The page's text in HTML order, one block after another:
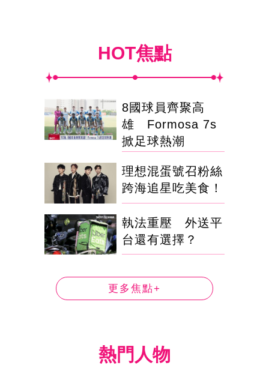
HOT焦點
8國球員齊聚高
雄 Formosa 7s
掀足球熱潮
理想混蛋號召粉絲
跨海追星吃美食！
執法重壓 外送平
台還有選擇？
更多焦點+
熱門人物